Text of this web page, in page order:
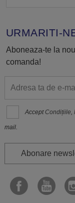
URMARITI-
Aboneaza-te la
comanda!
Accept Condițiile,
mail.
Abonare